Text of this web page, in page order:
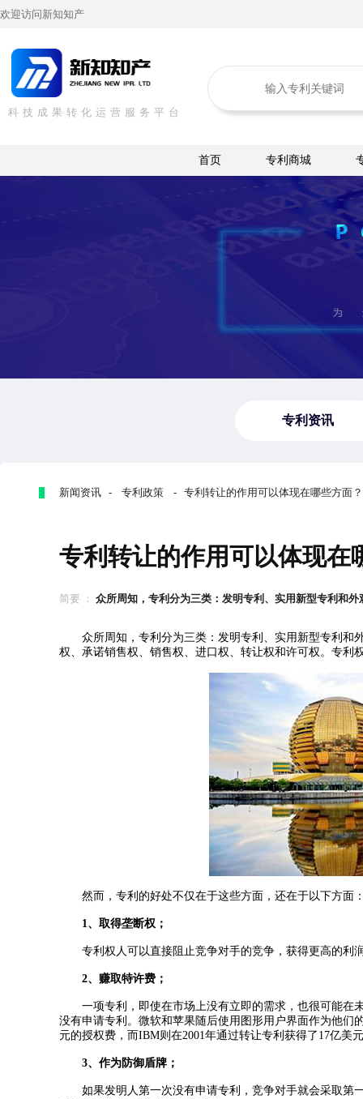
欢迎访问新知知产
科技成果转化运营服务平台
首页 专利商城
专利资讯
新闻资讯 - 专利政策 - 专利转让的作用可以体现在哪些方面？
专利转让的作用可以体现在
简要 ： 众所周知，专利分为三类：发明专利、实用新型专利和外
众所周知，专利分为三类：发明专利、实用新型专利和
权、承诺销售权、销售权、进口权、转让权和许可权。专利
然而，专利的好处不仅在于这些方面，还在于以下方面
1、取得垄断权；
专利权人可以直接阻止竞争对手的竞争，获得更高的利
2、赚取特许费；
一项专利，即使在市场上没有立即的需求，也很可能在
没有申请专利。微软和苹果随后使用图形用户界面作为他们
元的授权费，而IBM则在2001年通过转让专利获得了17亿美
3、作为防御盾牌；
如果发明人第一次没有申请专利，竞争对手就会采取第